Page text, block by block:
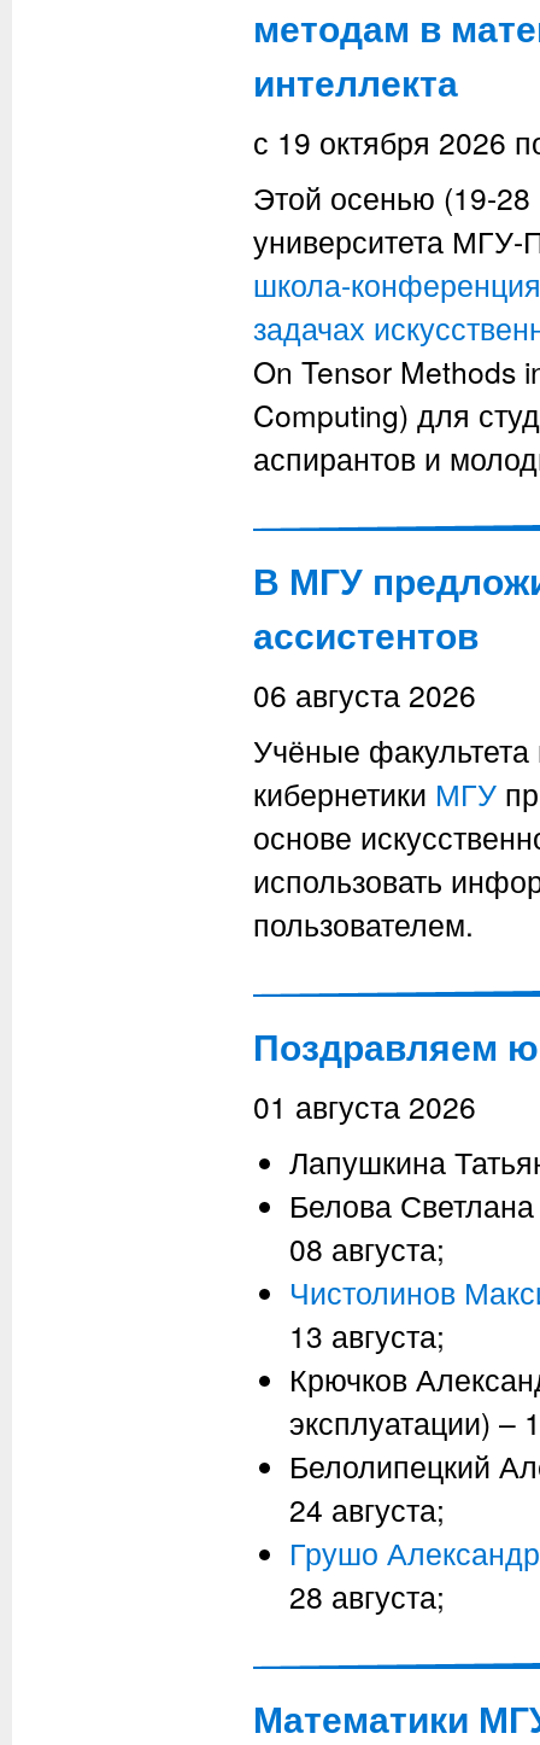
методам в
интеллекта
с 19 октября 2026
Этой осенью (19-28
университета
школа-
задачах
On Tensor Methods
Computing) для
аспирантов и
В МГУ
ассистентов
06 августа 2026
Учёные
кибернетики МГУ
основе
использовать
пользователем.
Поздравляем
01 августа 2026
Лапушкина
Белова
08 августа;
Чистолинов
13 августа;
Крючков
эксплуатации) –
Белолипецкий
24 августа;
Грушо
28 августа;
Математики